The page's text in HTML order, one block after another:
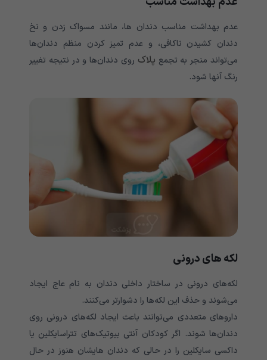
عدم بهداشت مناسب دندان ها، مانند مسواک زدن و نخ
دندان کشیدن ناکافی، و عدم تمیز کردن منظم دندان‌‌‌‌‌‌‌‌‌‌‌‌‌‌‌‌‌‌‌‌‌‌‌‌‌‌‌‌‌‌‌‌‌‌‌‌‌‌ها
می‌‌‌‌‌‌‌‌‌‌‌‌‌تواند منجر به تجمع پلاک روی دندان‌‌‌‌‌‌‌‌‌‌‌‌‌‌‌‌‌‌‌‌‌‌‌‌‌‌‌‌‌‌‌‌‌‌‌‌‌‌ها و در نتیجه تغییر
رنگ آنها شود.
لکه های درونی
لکه‌های درونی در ساختار داخلی دندان به نام عاج ایجاد
می‌شوند و حذف این لکه‌ها را دشوارتر می‌کنند.
داروهای متعددی می‌‌‌‌‌‌‌‌‌‌‌‌‌توانند باعث ایجاد لکه‌های درونی روی
دندان‌‌‌‌‌‌‌‌‌‌‌‌‌‌‌‌‌‌‌‌‌‌‌‌‌‌‌‌‌‌‌‌‌‌‌‌‌‌ها شوند. اگر کودکان آنتی بیوتیک‌های تتراسایکلین یا
داکسی سایکلین را در حالی که دندان هایشان هنوز در حال